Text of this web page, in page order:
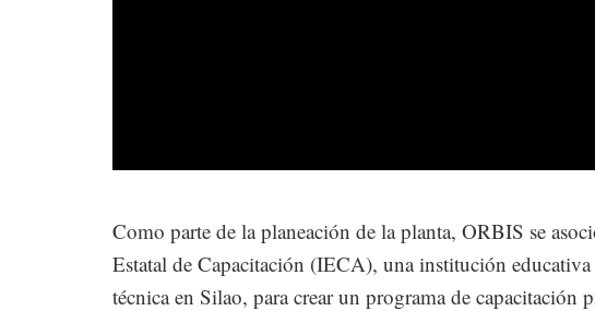
Como parte de la planeación de la planta, ORBIS se
Estatal de Capacitación (IECA), una institución educativa
técnica en Silao, para crear un programa de capacitación